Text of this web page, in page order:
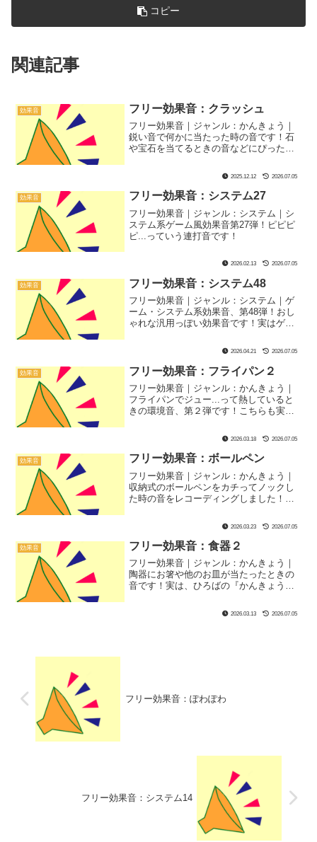
コピー
関連記事
効果音 フリー効果音：クラッシュ
フリー効果音｜ジャンル：かんきょう｜
鋭い音で何かに当たった時の音です！石
や宝石を当てるときの音などにぴった
2025.12.12 2026.07.05
効果音 フリー効果音：システム27
フリー効果音｜ジャンル：システム｜シ
ステム系ゲーム風効果音第27弾！ピピピ
ピ...っていう連打音です！
2026.02.13 2026.07.05
効果音 フリー効果音：システム48
フリー効果音｜ジャンル：システム｜ゲ
ーム・システム系効果音、第48弾！おし
ゃれな汎用っぽい効果音です！実はゲー
2026.04.21 2026.07.05
効果音 フリー効果音：フライパン２
フリー効果音｜ジャンル：かんきょう｜
フライパンでジュー...って熱していると
きの環境音、第２弾です！こちらも実際
やASMRにぴったり！もちろん、第１弾
とはちょっとだけ違う響きです！
2026.03.18 2026.07.05
効果音 フリー効果音：ボールペン
フリー効果音｜ジャンル：かんきょう｜
収納式のボールペンをカチってノックし
た時の音をレコーディングしました！会
2026.03.23 2026.07.05
効果音 フリー効果音：食器２
フリー効果音｜ジャンル：かんきょう｜
陶器にお箸や他のお皿が当たったときの
音です！実は、ひろばの『かんきょう』
入れるときがこの音でした！ぜひ一緒に
2026.03.13 2026.07.05
フリー効果音：ぽわぽわ
フリー効果音：システム14